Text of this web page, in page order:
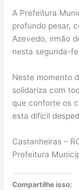
A Prefeitura
profundo pesar,
Azevedo, irmão
nesta segunda-
Neste momento
solidariza com
que conforte os
esta difícil
Castanheiras –
Prefeitura
Compartilhe isso: